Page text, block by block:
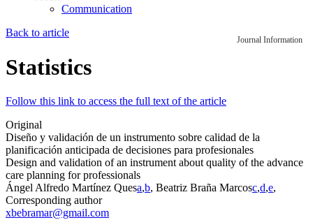
Communication
Journal Information
Back to article
Statistics
Follow this link to access the full text of the article
Original
Diseño y validación de un instrumento sobre calidad de la
planificación anticipada de decisiones para profesionales
Design and validation of an instrument about quality of the advance
care planning for professionals
Ángel Alfredo Martínez Quesa,b, Beatriz Braña Marcosc,d,e,
Corresponding author
xbebramar@gmail.com